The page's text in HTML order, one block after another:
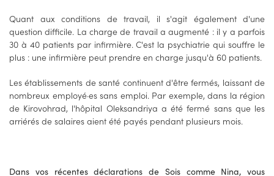
Quant aux conditions de travail, il s'agit également d'une
question difficile. La charge de travail a augmenté : il y a parfois
30 à 40 patients par infirmière. C'est la psychiatrie qui souffre le
plus : une infirmière peut prendre en charge jusqu'à 60 patients.
Les établissements de santé continuent d'être fermés, laissant de
nombreux employé·es sans emploi. Par exemple, dans la région
de Kirovohrad, l'hôpital Oleksandriya a été fermé sans que les
arriérés de salaires aient été payés pendant plusieurs mois.
Dans vos récentes déclarations de Sois comme Nina, vous